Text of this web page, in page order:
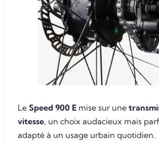
Le Speed 900 E mise sur une
vitesse, un choix audacieux mais
adapté à un usage urbain quotidien.